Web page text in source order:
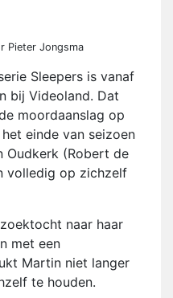
Pieter Jongsma
Sleepers is vanaf
bij Videoland. Dat
moordaanslag op
einde van seizoen
Oudkerk (Robert de
volledig op zichzelf
naar haar
met een
Martin niet langer
te houden.